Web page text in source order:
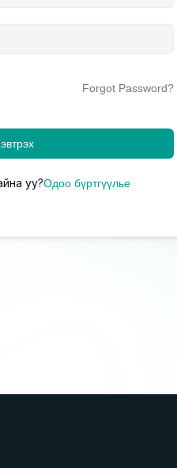
Forgot Password?
уу?Одоо бүртгүүлье